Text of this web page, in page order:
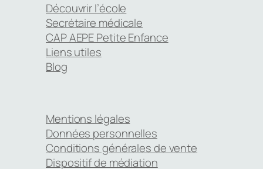
Découvrir l’école
Secrétaire médicale
CAP AEPE Petite Enfance
Liens utiles
Blog
Mentions légales
Données personnelles
Conditions générales de vente
Dispositif de médiation